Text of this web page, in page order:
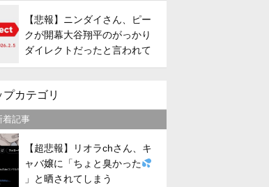
【悲報】ニンダイさん、ピー
クが開幕大谷翔平のがっかり
ダイレクトだったと言われて
しまう
プカテゴリ
着記事
【超悲報】リオラchさん、キ
ャバ嬢に「ちょと臭かった
」と晒されてしまう